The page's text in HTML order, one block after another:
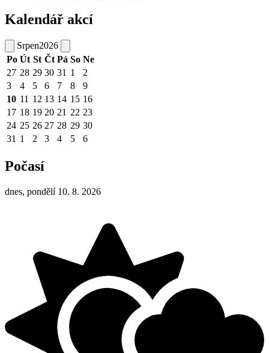
Kalendář akcí
Srpen2026
Po Út St Čt Pá So Ne
27 28 29 30 31 1
2
3
4 5 6 7 8
9
10 11 12 13 14 15 16
17 18 19 20 21 22 23
24 25 26 27 28 29 30
31 1 2 3 4 5 6
Počasí
dnes, pondělí 10. 8. 2026